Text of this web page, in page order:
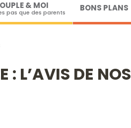
& MOI
pas que des parents BONS PLANS
: L’AVIS DE NOS